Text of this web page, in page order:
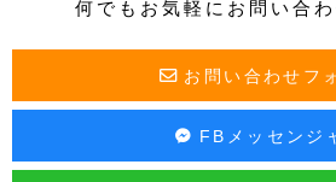
何でもお気軽にお問い合わ
お問い合わせフ
FBメッセンジ